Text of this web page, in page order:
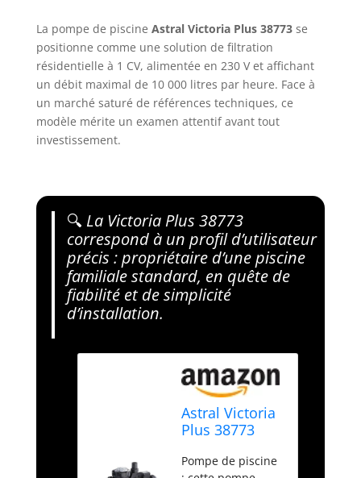
La pompe de piscine Astral Victoria Plus 38773se
positionne comme une solution de filtration
résidentielle à 1 CV, alimentée en 230 V et affichant
un débit maximal de 10 000 litres par heure. Face à
un marché saturé de références techniques, ce
modèle mérite un examen attentif avant tout
investissement.
🔍 La Victoria Plus 38773
correspond à un profil d’utilisateur
précis : propriétaire d’une piscine
familiale standard, en quête de
fiabilité et de simplicité
d’installation.
Astral Victoria
Plus 38773
piscine Noir 1
Pompe de piscine